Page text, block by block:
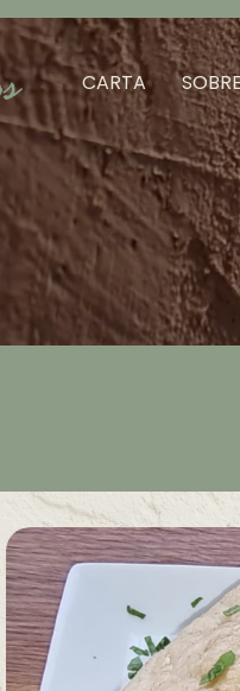
Menú
principalCARTA